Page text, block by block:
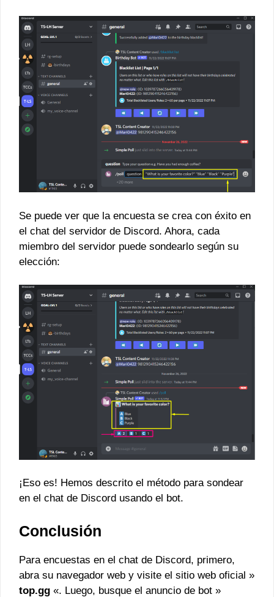
Se puede ver que la encuesta se crea con éxito en
el chat del servidor de Discord. Ahora, cada
miembro del servidor puede sondearlo según su
elección:
¡Eso es! Hemos descrito el método para sondear
en el chat de Discord usando el bot.
Conclusión
Para encuestas en el chat de Discord, primero,
abra su navegador web y visite el sitio web oficial »
top.gg «. Luego, busque el anuncio de bot »